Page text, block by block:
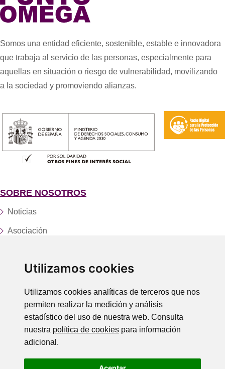
Utilizamos cookies
Utilizamos cookies analíticas de terceros que nos
permiten realizar la medición y análisis
estadístico del uso de nuestra web. Consulta
nuestra política de cookies para información
adicional.
Somos una entidad eficiente, sostenible, estable e innovadora
que trabaja al servicio de las personas, especialmente para
aquellas en situación o riesgo de vulnerabilidad, movilizando
a la sociedad y promoviendo alianzas.
SOBRE NOSOTROS
Noticias
Asociación
Servicios y centros
Trabaja con nosotros
Donaciones
Contacto